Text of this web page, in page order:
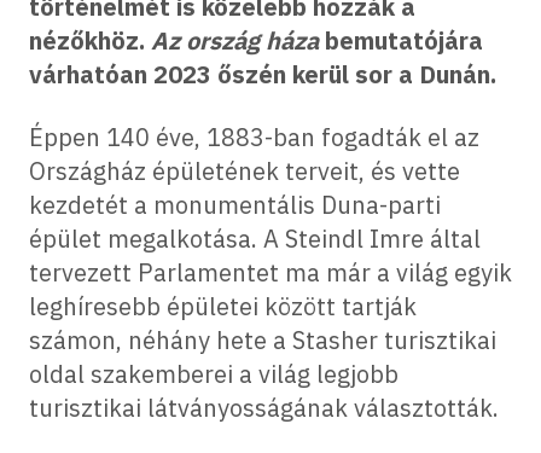
történelmét is közelebb hozzák a
nézőkhöz. Az ország házabemutatójára
várhatóan 2023 őszén kerül sor a Dunán.
Éppen 140 éve, 1883-ban fogadták el az
Országház épületének terveit, és vette
kezdetét a monumentális Duna-parti
épület megalkotása. A Steindl Imre által
tervezett Parlamentet ma már a világ egyik
leghíresebb épületei között tartják
számon, néhány hete a Stasher turisztikai
oldal szakemberei a világ legjobb
turisztikai látványosságának választották.